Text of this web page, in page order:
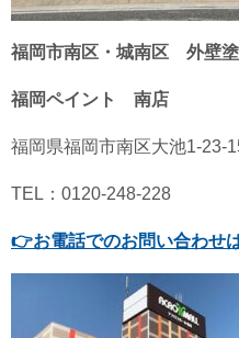
福岡市南区・城南区 外壁
福岡ペイント 南店
福岡県福岡市南区大池1-23-
TEL：0120-248-228
👉お電話でのお問い合わせ